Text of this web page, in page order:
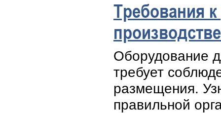
Требования
Оборудование
требует
размещения.
правильной